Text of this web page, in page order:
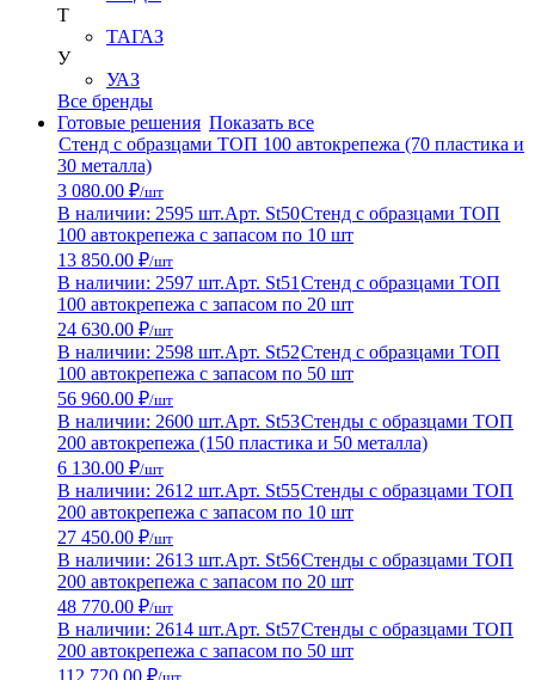
Т
ТАГАЗ
У
УАЗ
Все бренды
Готовые решения Показать все
Стенд с образцами ТОП 100 автокрепежа (70 пластика и
30 металла)
3 080.00 ₽/шт
В наличии: 2595 шт.Арт. St50Стенд с образцами ТОП
100 автокрепежа с запасом по 10 шт
13 850.00 ₽/шт
В наличии: 2597 шт.Арт. St51 Стенд с образцами ТОП
100 автокрепежа с запасом по 20 шт
24 630.00 ₽/шт
В наличии: 2598 шт.Арт. St52Стенд с образцами ТОП
100 автокрепежа с запасом по 50 шт
56 960.00 ₽/шт
В наличии: 2600 шт.Арт. St53Стенды с образцами ТОП
200 автокрепежа (150 пластика и 50 металла)
6 130.00 ₽/шт
В наличии: 2612 шт.Арт. St55Стенды с образцами ТОП
200 автокрепежа с запасом по 10 шт
27 450.00 ₽/шт
В наличии: 2613 шт.Арт. St56Стенды с образцами ТОП
200 автокрепежа с запасом по 20 шт
48 770.00 ₽/шт
В наличии: 2614 шт.Арт. St57Стенды с образцами ТОП
200 автокрепежа с запасом по 50 шт
112 720.00 ₽